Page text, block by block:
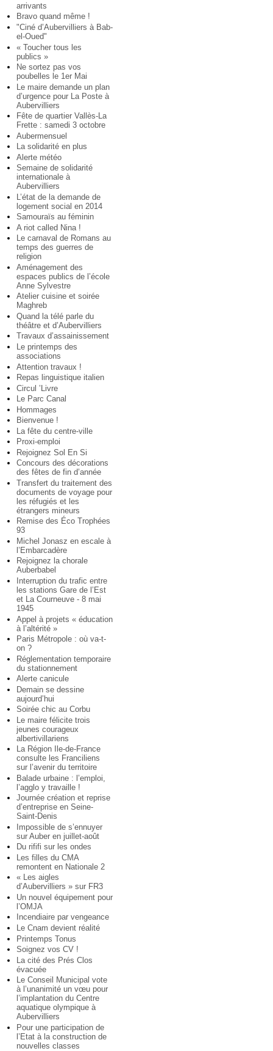
arrivants
Bravo quand même !
"Ciné d’Aubervilliers à Bab-
el-Oued"
« Toucher tous les
publics »
Ne sortez pas vos
poubelles le 1er Mai
Le maire demande un plan
d’urgence pour La Poste à
Aubervilliers
Fête de quartier Vallès-La
Frette : samedi 3 octobre
Aubermensuel
La solidarité en plus
Alerte météo
Semaine de solidarité
internationale à
Aubervilliers
L’état de la demande de
logement social en 2014
Samouraïs au féminin
A riot called Nina !
Le carnaval de Romans au
temps des guerres de
religion
Aménagement des
espaces publics de l’école
Anne Sylvestre
Atelier cuisine et soirée
Maghreb
Quand la télé parle du
théâtre et d’Aubervilliers
Travaux d’assainissement
Le printemps des
associations
Attention travaux !
Repas linguistique italien
Circul ’Livre
Le Parc Canal
Hommages
Bienvenue !
La fête du centre-ville
Proxi-emploi
Rejoignez Sol En Si
Concours des décorations
des fêtes de fin d’année
Transfert du traitement des
documents de voyage pour
les réfugiés et les
étrangers mineurs
Remise des Éco Trophées
93
Michel Jonasz en escale à
l’Embarcadère
Rejoignez la chorale
Auberbabel
Interruption du trafic entre
les stations Gare de l’Est
et La Courneuve - 8 mai
1945
Appel à projets « éducation
à l’altérité »
Paris Métropole : où va-t-
on ?
Réglementation temporaire
du stationnement
Alerte canicule
Demain se dessine
aujourd’hui
Soirée chic au Corbu
Le maire félicite trois
jeunes courageux
albertivillariens
La Région Ile-de-France
consulte les Franciliens
sur l’avenir du territoire
Balade urbaine : l’emploi,
l’agglo y travaille !
Journée création et reprise
d’entreprise en Seine-
Saint-Denis
Impossible de s’ennuyer
sur Auber en juillet-août
Du rififi sur les ondes
Les filles du CMA
remontent en Nationale 2
« Les aigles
d’Aubervilliers » sur FR3
Un nouvel équipement pour
l’OMJA
Incendiaire par vengeance
Le Cnam devient réalité
Printemps Tonus
Soignez vos CV !
La cité des Prés Clos
évacuée
Le Conseil Municipal vote
à l’unanimité un vœu pour
l’implantation du Centre
aquatique olympique à
Aubervilliers
Pour une participation de
l’Etat à la construction de
nouvelles classes